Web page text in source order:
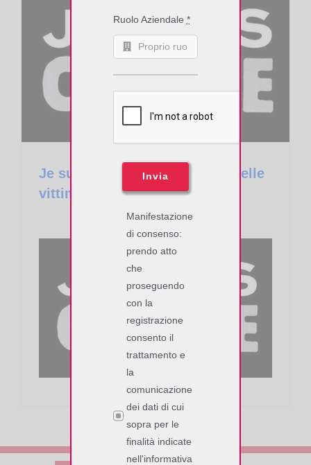
Je suis Charlie – In memoria delle
vittime
Ruolo Aziendale *
Invia
Manifestazione
di consenso:
prendo atto
che
proseguendo
con la
registrazione
consento il
trattamento e
la
comunicazione
dei dati di cui
sopra per le
finalità indicate
nell'informativa